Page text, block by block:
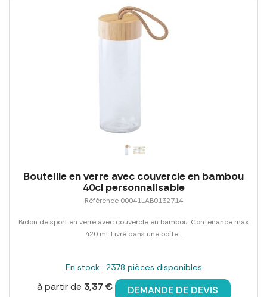
Bouteille en verre avec couvercle en bambou
40cl personnalisable
Référence 00041LAB0132714
Bidon de sport en verre avec couvercle en bambou. Contenance max
420 ml. Livré dans une boîte...
En stock : 2378 pièces disponibles
à partir de 3,37 € DEMANDE DE DEVIS